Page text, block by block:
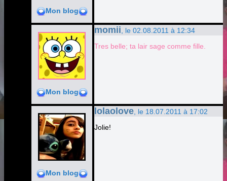
Mon blog
Mon blog
momii , le 02.08.2011 à 12:34
Tres belle; ta lair sage comme fille.
Mon blog
lolaolove , le 18.07.2011 à 17:02
Jolie!